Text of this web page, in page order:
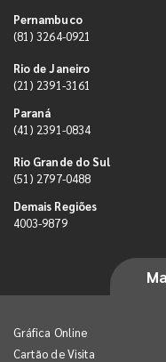
Pernambuco
(81) 3264-0921
Rio de Janeiro
(21) 2391-3161
Paraná
(41) 2391-0834
Rio Grande do Sul
(51) 2797-0488
Demais Regiões
4003-9879
Gráfica Online
Cartão de Visita